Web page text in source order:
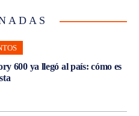
600 ya llegó al país: cómo es